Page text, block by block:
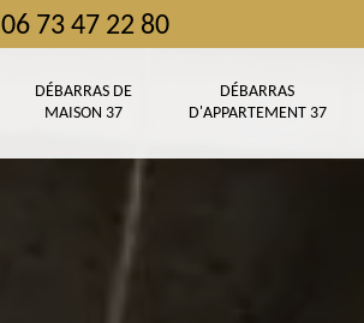
06 73 47 22 80
DÉBARRAS DE
MAISON 37
DÉBARRAS
D'APPARTEMENT 37